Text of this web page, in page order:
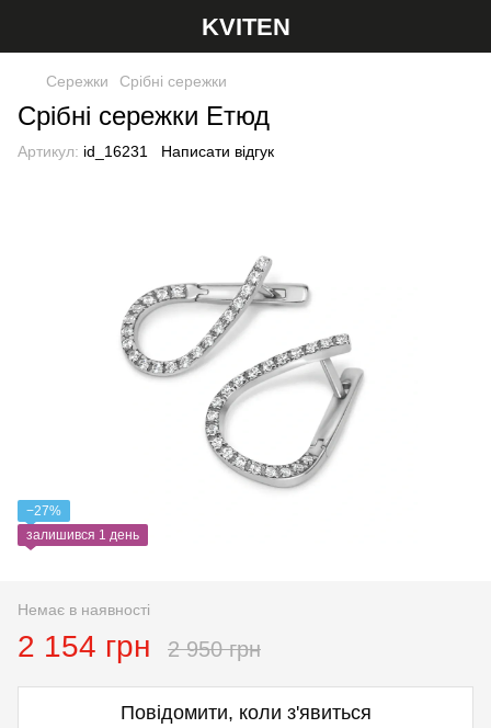
KVITEN
Сережки Срібні сережки
Срібні сережки Етюд
Артикул: id_16231 Написати відгук
−27%
залишився 1 день
Немає в наявності
2 154 грн 2 950 грн
Повідомити, коли з'явиться